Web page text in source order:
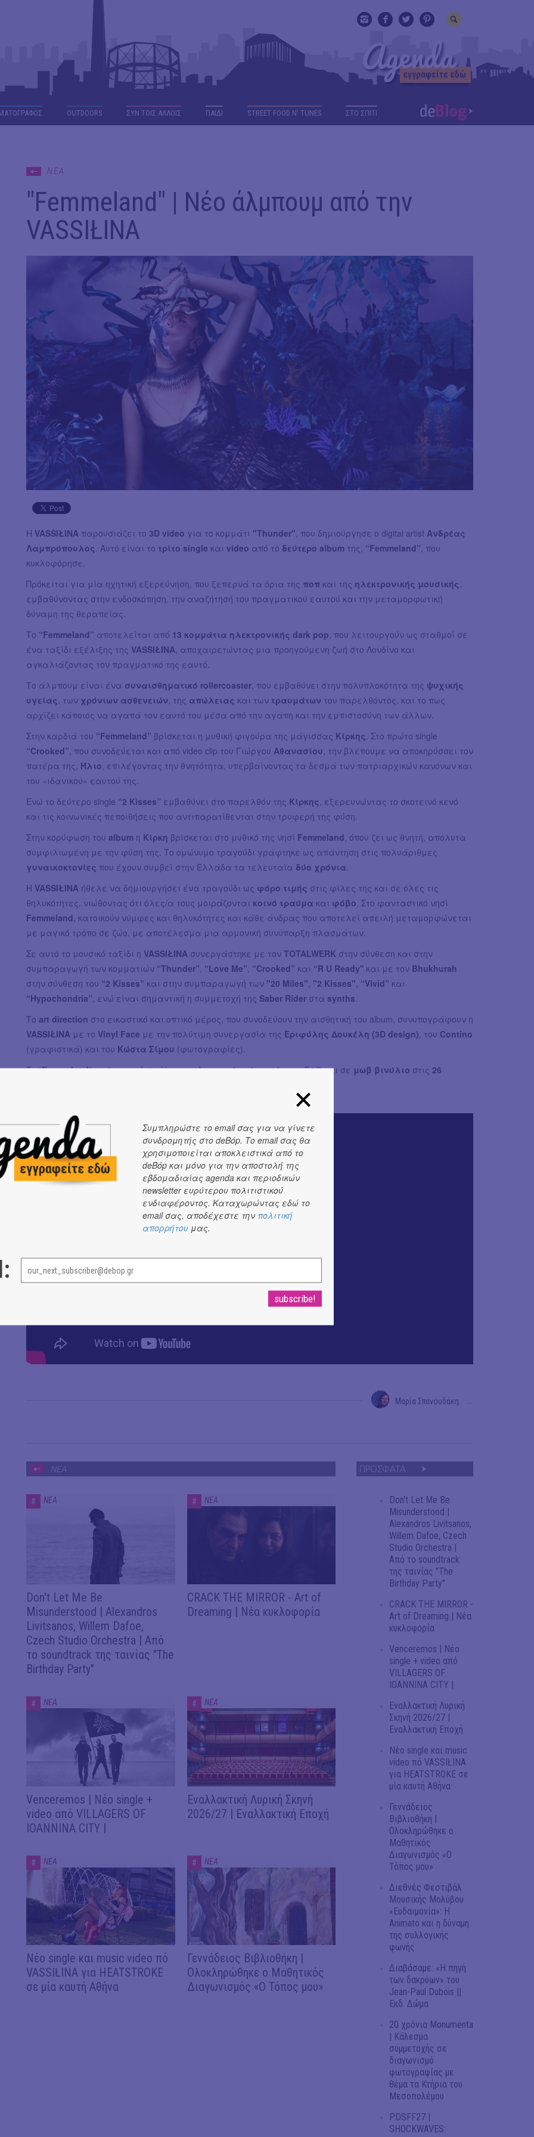
OUTDΟORS ΣΥΝ ΤΟΙΣ ΑΛΛΟΙΣ ΠΑΙΔΙ STREET FOOD N' TUNES ΣΤΟ ΣΠΙΤΙ
ΝΕΑ
"Femmeland" | Νέο άλμπουμ από την
VASSIŁINA
Η VASSIŁINA παρουσιάζει το 3D video για το κομμάτι "Thunder" , που δημιούργησε ο digital artist Ανδρέας
Λαμπρόπουλος . Αυτό είναι το τρίτο single και video από το δεύτερο album της, “Femmeland” , που
κυκλοφόρησε.
Πρόκειται για μία ηχητική εξερεύνηση, που ξεπερνά τα όρια της ποπ και της ηλεκτρονικής μουσικής
εμβαθύνοντας στην ενδοσκόπηση, την αναζήτησή του πραγματικού εαυτού και την μεταμορφωτική
δύναμη της θεραπείας.
Το “Femmeland” αποτελείται από 13 κομμάτια ηλεκτρονικής dark pop , που λειτουργούν ως σταθμοί σε
ένα ταξίδι εξέλιξης της VASSIŁINA , αποχαιρετώντας μια προηγούμενη ζωή στο Λονδίνο και
αγκαλιάζοντας τον πραγματικό της εαυτό.
Το άλμπουμ είναι ένα συναισθηματικό rollercoaster , που εμβαθύνει στην πολυπλοκότητα της ψυχικής
υγείας , των χρόνιων ασθενειών , της απώλειας και των τραυμάτων του παρελθόντος, και το πως
αρχίζει κάποιος να αγαπά τον εαυτό του μέσα από την αγάπη και την εμπιστοσύνη των άλλων.
Στην καρδιά του “Femmeland” βρίσκεται η μυθική φιγούρα της μάγισσας Κίρκης . Στο πρώτο single
“Crooked” , που συνοδεύεται και από video clip του Γιώργου Αθανασίου , την βλέπουμε να αποκηρύσσει τον
πατέρα της, Ήλιο , επιλέγοντας την θνητότητα, υπερβαίνοντας τα δεσμά των πατριαρχικών κανόνων και
του «ιδανικού» εαυτού της.
Ενώ το δεύτερο single “2 Kisses” εμβαθύνει στο παρελθόν της Κίρκης , εξερευνώντας το σκοτεινό κενό
και τις κοινωνικές πεποιθήσεις που αντιπαρατίθενται στην τρυφερή της φύση.
Στην κορύφωση του album η Κίρκη βρίσκεται στο μυθικό της νησί Femmeland , όπου ζει ως θνητή, απόλυτα
συμφιλιωμένη με την φύση της. Το ομώνυμο τραγούδι γράφτηκε ως απάντηση στις πολυάριθμες
γυναικοκτονίες που έχουν συμβεί στην Ελλάδα τα τελευταία δύο χρόνια
Η VASSIŁINA ήθελε να δημιουργήσει ένα τραγούδι ως φόρο τιμής στις φίλες της και σε όλες τις
θηλυκότητες, νιώθοντας ότι όλες/α τους μοιράζονται κοινό τραύμα και φόβο . Στο φανταστικό νησί
Femmeland , κατοικούν νύμφες και θηλυκότητες και κάθε άνδρας που αποτελεί απειλή μεταμορφώνεται
με μαγικό τρόπο σε ζώο, με αποτέλεσμα μια αρμονική συνύπαρξη πλασμάτων.
Σε αυτό το μουσικό ταξίδι η VASSIŁINA συνεργάστηκε με τον TOTALWERK στην σύνθεση και στην
συμπαραγωγή των κομματιών “Thunder” “Love Me” “Crooked” και “R U Ready'' και με τον Bhukhurah
στην σύνθεση του “2 Kisses” και στην συμπαραγωγή των "20 Miles" "2 Kisses" “Vivid” και
“Hypochondria” , ενώ είναι σημαντική η συμμετοχή της Saber Rider στα synths
Το art direction στο εικαστικό και οπτικό μέρος, που συνοδεύουν την αισθητική του album, συνυπογράφουν η
VASSIŁINA με το Vinyl Face με την πολύτιμη συνεργασία της Εριφύλης Δουκέλη (3D design) , του Contino
(γραφιστικά) και του Κώστα Σίμου (φωτογραφίες).
Το “Femmeland” κυκλοφορεί σε όλες τιςψηφιακές πλατφόρμεςΕΔΩκαι σε μωβ βινύλιο στις 26
Μαρία Σπανουδάκη
ΝΕΑ
# ΝΕΑ
Don't Let Me Be
Misunderstood | Alexandros
Livitsanos, Willem Dafoe,
Czech Studio Orchestra | Από
το soundtrack της ταινίας "The
Birthday Party"
# ΝΕΑ
CRACK THE MIRROR - Art of
Dreaming | Νέα κυκλοφορία
# ΝΕΑ
Venceremos | Νέο single +
video από VILLAGERS OF
IOANNINA CITY |
# ΝΕΑ
Εναλλακτική Λυρική Σκηνή
2026/27 | Εναλλακτική Εποχή
# ΝΕΑ
Νέο single και music video πό
VASSIŁINA για HEATSTROKE
σε μία καυτή Αθήνα
# ΝΕΑ
Γεννάδειος Βιβλιοθήκη |
Ολοκληρώθηκε ο Μαθητικός
Διαγωνισμός «Ο Τόπος μου»
ΠΡΟΣΦΑΤΑ
Don't Let Me Be
Misunderstood |
Alexandros Livitsanos,
Willem Dafoe, Czech
Studio Orchestra |
Από το soundtrack
της ταινίας "The
Birthday Party"
CRACK THE MIRROR -
Art of Dreaming | Νέα
κυκλοφορία
Venceremos | Νέο
single + video από
VILLAGERS OF
IOANNINA CITY |
Εναλλακτική Λυρική
Σκηνή 2026/27 |
Εναλλακτική Εποχή
Νέο single και music
video πό VASSIŁINA
για HEATSTROKE σε
μία καυτή Αθήνα
Γεννάδειος
Βιβλιοθήκη |
Ολοκληρώθηκε ο
Μαθητικός
Διαγωνισμός «Ο
Τόπος μου»
Διεθνές Φεστιβάλ
Μουσικής Μολύβου
«Ευδαιμονία»: Η
Animato και η δύναμη
της συλλογικής
φωνής
Διαβάσαμε: «Η πηγή
των δακρύων» του
Jean-Paul Dubois ||
Εκδ. Δώμα
20 χρόνια Monumenta
| Κάλεσμα
συμμετοχής σε
διαγωνισμό
φωτογραφίας με
θέμα τα Κτήρια του
Μεσοπολέμου
PDSFF27 |
SHOCKWAVES:
Συμπληρώστε το email σας για να γίνετε
συνδρομητής στο deBόp. Το email σας θα
χρησιμοποιείται αποκλειστικά από το
deBόp και μόνο για την αποστολή της
εβδομαδιαίας agenda και περιοδικών
newsletter ευρύτερου πολιτιστικού
ενδιαφέροντος. Καταχωρώντας εδώ το
email σας, αποδέχεστε την πολιτική
απορρήτου μας.